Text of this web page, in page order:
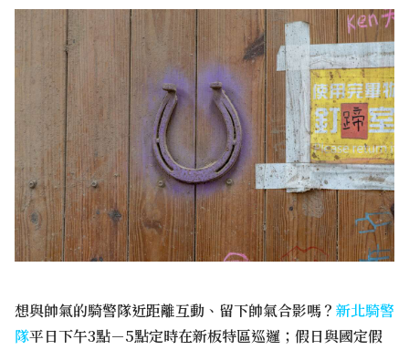
想與帥氣的騎警隊近距離互動、留下帥氣合影嗎？ 新北騎警
隊平日下午3點－5點定時在新板特區巡邏；假日與國定假